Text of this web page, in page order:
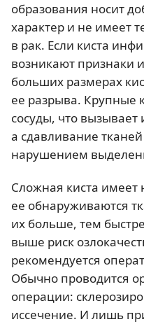
образования носит
характер и не имеет
в рак. Если киста
возникают признаки
больших размерах
ее разрыва. Крупные
сосуды, что
а сдавливание
нарушением
Сложная киста имеет
ее обнаруживаются
их больше, тем
выше риск
рекомендуется
Обычно проводится
операции:
иссечение. И лишь